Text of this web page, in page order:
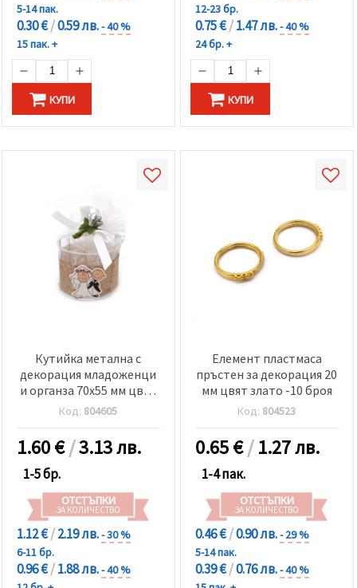
5-14 пак.
0.30 €/0.59 лв.- 40 %
15 пак. +
КУПИ
12-23 бр.
0.75 €/1.47 лв.- 40 %
24 бр. +
КУПИ
Кутийка метална с
декорация младоженци
и органза 70x55 мм цвят
бял
Код: 804605
1.60€/3.13 лв.
1-5 бр.
ОТСТЪПКИ
ЗА КОЛИЧЕСТВО
1.12 €/2.19 лв.- 30 %
6-11 бр.
0.96 €/1.88 лв.- 40 %
Елемент пластмаса
пръстен за декорация 20
мм цвят злато -10 броя
Код: 804523
0.65€/1.27 лв.
1-4 пак.
ОТСТЪПКИ
ЗА КОЛИЧЕСТВО
0.46 €/0.90 лв.- 29 %
5-14 пак.
0.39 €/0.76 лв.- 40 %